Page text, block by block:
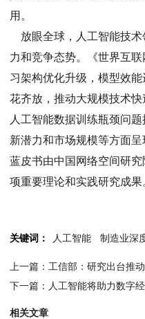
用。
放眼全球，人工智能技术
力和竞争态势。《世界互
习架构优化升级，模型效
花齐放，推动大规模技术
人工智能数据训练瓶颈问
新潜力和市场规模等方面呈
蓝皮书由中国网络空间研
项重要理论和实践研究成果
关键词： 人工智能 制造业深
上一篇：工信部：研究出台推
下一篇：人工智能将助力数字
相关文章